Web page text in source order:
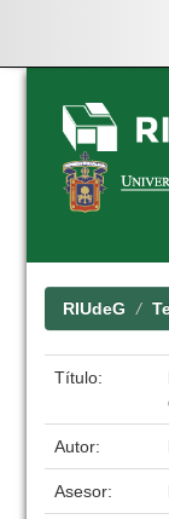
Skip
navigation
RIUdeG
Título:
Autor:
Asesor: